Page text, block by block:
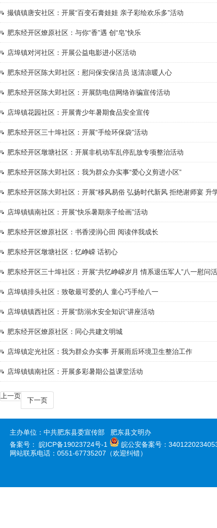
撮镇镇唐安社区：开展“百变石膏娃娃 亲子彩绘欢乐多”活动
肥东经开区燎原社区：与你“香”遇 创“皂”快乐
店埠镇对河社区：开展公益电影进小区活动
肥东经开区陈大郢社区：慰问保安保洁员 送清凉暖人心
肥东经开区陈大郢社区：开展防电信网络诈骗宣传活动
店埠镇花园社区：开展青少年暑期食品安全宣传
肥东经开区三十埠社区：开展“手绘环保袋”活动
肥东经开区墩塘社区：开展非机动车乱停乱放专项整治活动
肥东经开区陈大郢社区：我为群众办实事“爱心义剪进小区”
肥东经开区陈大郢社区：开展“移风易俗 弘扬时代新风 拒绝谢师宴 升
店埠镇镇南社区：开展“快乐暑期亲子绘画”活动
肥东经开区燎原社区：书香浸润心田 阅读伴我成长
肥东经开区墩塘社区：忆峥嵘 话初心
肥东经开区三十埠社区：开展“共忆峥嵘岁月 情系退伍军人”八一慰问
店埠镇排头社区：致敬最可爱的人 童心巧手绘八一
店埠镇镇西社区：开展“防溺水安全知识”讲座活动
肥东经开区燎原社区：同心共建文明城
店埠镇定光社区：我为群众办实事 开展雨后环境卫生整治工作
店埠镇镇南社区：开展多彩暑期公益课堂活动
上一页
下一页
主办单位：中共肥东县委宣传部 肥东县文明办
备案号： 皖ICP备19023724号-1
皖公安备案号：
网站联系电话：0551-67735207（欢迎纠错）